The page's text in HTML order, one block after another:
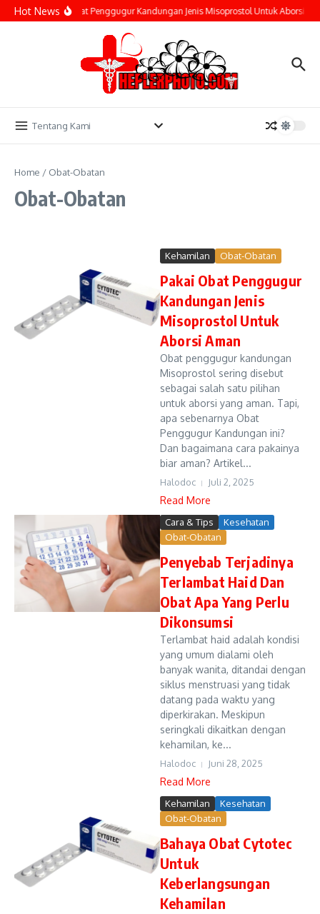
Lewati ke konten
Hot NewsPakai Obat Penggugur Kandungan Jenis Misoprostol Untuk Aborsi
Tentang Kami
Home / Obat-Obatan
Obat-Obatan
Kehamilan Obat-Obatan
Pakai Obat Penggugur
Kandungan Jenis
Misoprostol Untuk
Aborsi Aman
Obat penggugur kandungan
Misoprostol sering disebut
sebagai salah satu pilihan
untuk aborsi yang aman. Tapi,
apa sebenarnya Obat
Penggugur Kandungan ini?
Dan bagaimana cara pakainya
biar aman? Artikel...
Halodoc Juli 2, 2025
Read More
Cara & Tips
Kesehatan
Obat-Obatan
Penyebab Terjadinya
Terlambat Haid Dan
Obat Apa Yang Perlu
Dikonsumsi
Terlambat haid adalah kondisi
yang umum dialami oleh
banyak wanita, ditandai dengan
siklus menstruasi yang tidak
datang pada waktu yang
diperkirakan. Meskipun
seringkali dikaitkan dengan
kehamilan, ke...
Halodoc Juni 28, 2025
Read More
Kehamilan
Kesehatan
Obat-Obatan
Bahaya Obat Cytotec
Untuk
Keberlangsungan
Kehamilan